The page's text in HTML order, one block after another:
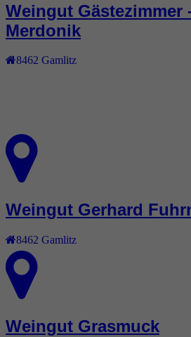
Weingut Gästezimmer
Merdonik
8462 Gamlitz
Weingut Gerhard
8462 Gamlitz
Weingut Grasmuck